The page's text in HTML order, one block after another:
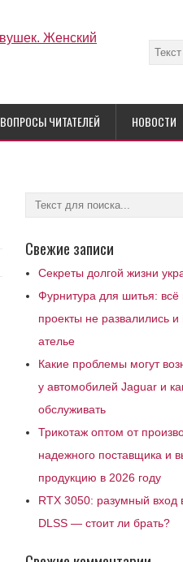
ВОПРОСЫ ЧИТАТЕЛЕЙ НОВОСТИ
Свежие записи
Секреты долгой жизни
Фурнитура для шитья:
проекты не развалились и
ателье
Какие проблемы могут
у автомобилей Jaguar и
обслуживать
Трикотаж оптом от
надежного поставщика и
продукцию в 2026 году
RTX 3050: разумный вход
DLSS — стоит ли брать?